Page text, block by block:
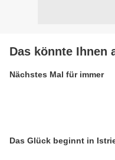
Das könnte Ihnen
Nächstes Mal für immer
Das Glück beginnt in